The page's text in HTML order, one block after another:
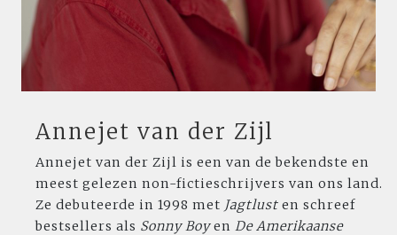
Annejet van der Zijl
Annejet van der Zijl is een van de bekendste en
meest gelezen non-fictieschrijvers van ons land.
Ze debuteerde in 1998 met Jagtlust en schreef
bestsellers als Sonny Boyen De Amerikaanse